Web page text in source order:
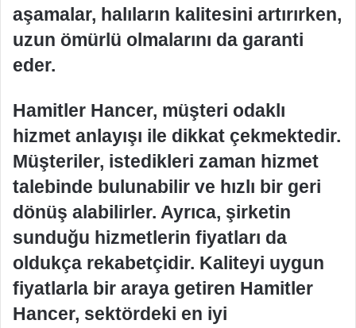
aşamalar, halıların kalitesini artırırken,
uzun ömürlü olmalarını da garanti
eder.
Hamitler Hancer, müşteri odaklı
hizmet anlayışı ile dikkat çekmektedir.
Müşteriler, istedikleri zaman hizmet
talebinde bulunabilir ve hızlı bir geri
dönüş alabilirler. Ayrıca, şirketin
sunduğu hizmetlerin fiyatları da
oldukça rekabetçidir. Kaliteyi uygun
fiyatlarla bir araya getiren Hamitler
Hancer, sektördeki en iyi